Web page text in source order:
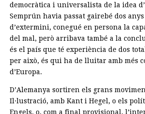
democràtica i universalista de la idea
Semprún havia passat gairebé dos
d’extermini, conegué en persona la
del mal, però arribava també a la
és el país que té experiència de dos
per això, és qui ha de lluitar amb més
d’Europa.
D’Alemanya sortiren els grans
Il·lustració, amb Kant i Hegel, o els
Engels, o, com a final provisional,